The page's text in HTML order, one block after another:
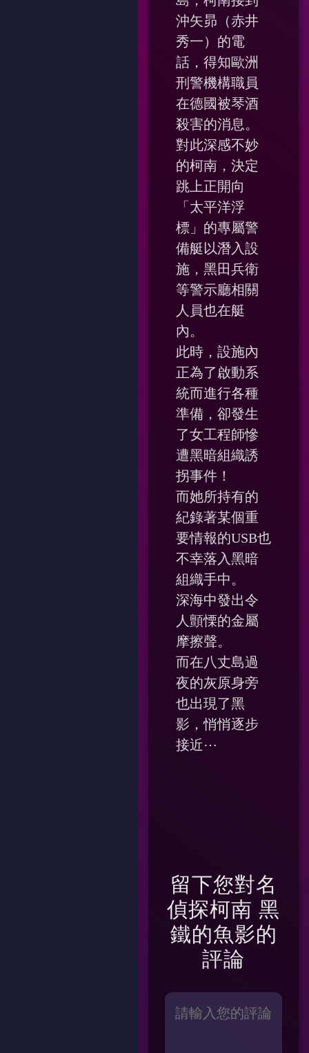
沖矢昴（赤井
秀一）的電
話，得知歐洲
刑警機構職員
在德國被琴酒
殺害的消息。
對此深感不妙
的柯南，決定
跳上正開向
「太平洋浮
標」的專屬警
備艇以潛入設
施，黑田兵衛
等警示廳相關
人員也在艇
內。
此時，設施內
正為了啟動系
統而進行各種
準備，卻發生
了女工程師慘
遭黑暗組織誘
拐事件！
而她所持有的
紀錄著某個重
要情報的USB也
不幸落入黑暗
組織手中。
深海中發出令
人顫慄的金屬
摩擦聲。
而在八丈島過
夜的灰原身旁
也出現了黑
影，悄悄逐步
接近⋯
留下您對名
偵探柯南 黑
鐵的魚影的
評論